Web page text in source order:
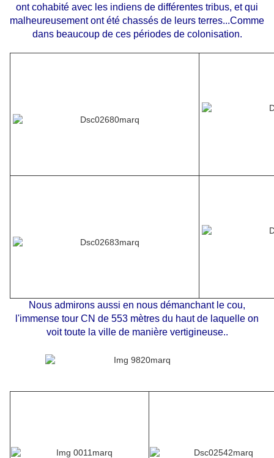
ont cohabité avec les indiens de différentes tribus, et qui
malheureusement ont été chassés de leurs terres...Comme
dans beaucoup de ces périodes de colonisation.
Nous admirons aussi en nous démanchant le cou,
l'immense tour CN de 553 mètres du haut de laquelle on
voit toute la ville de manière vertigineuse..